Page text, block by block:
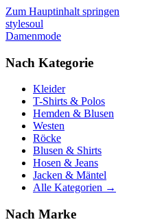
Zum Hauptinhalt springen
stylesoul
Damenmode
Nach Kategorie
Kleider
T-Shirts & Polos
Hemden & Blusen
Westen
Röcke
Blusen & Shirts
Hosen & Jeans
Jacken & Mäntel
Alle Kategorien →
Nach Marke